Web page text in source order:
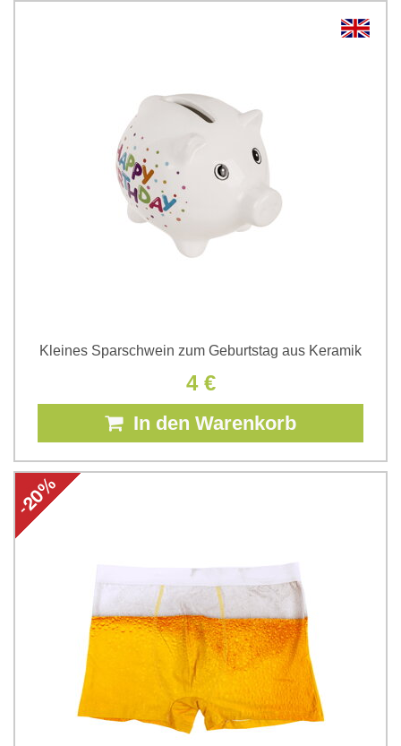
Kleines Sparschwein zum Geburtstag aus Keramik
4 €
In den Warenkorb